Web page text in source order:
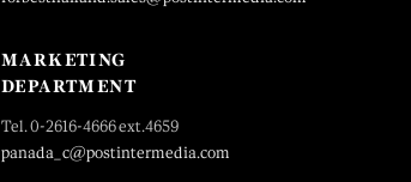
MARKETING
DEPARTMENT
Tel. 0-2616-4666 ext.4659
panada_c@postintermedia.com